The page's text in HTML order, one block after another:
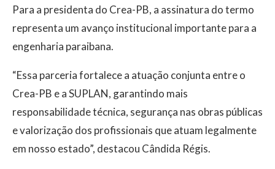
Para a presidenta do Crea-PB, a assinatura do termo
representa um avanço institucional importante para a
engenharia paraibana.
“Essa parceria fortalece a atuação conjunta entre o
Crea-PB e a SUPLAN, garantindo mais
responsabilidade técnica, segurança nas obras públicas
e valorização dos profissionais que atuam legalmente
em nosso estado”, destacou Cândida Régis.